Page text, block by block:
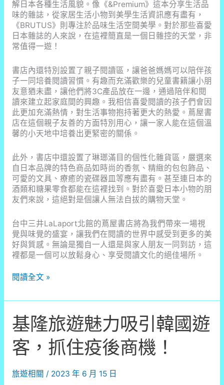
解日本各種生活風貌。像《&Premium》這本分享生活品
味的雜誌，從家居生活小物到美學生活資訊應有盡有，
《BRUTUS》則專注於品味生活空間美學。對於那些喜愛
日本雜誌的人來說，在這裡簡直是一個日雜控的天堂，非
常值得一遊！
書店內還特別設置了親子閱讀區，讓爸爸媽媽可以陪伴孩
子一同培養閱讀習慣。有趣而充滿歡樂的兒童書籍讓小朋
友意猶未盡，讓他們將3C產品放在一邊，通過陪伴和閱
讀來建立起家庭間的興趣。我相信喜愛閱讀的孩子們會因
此更加充滿熱情，對生活事物抱持著更大的熱愛。蔦屋書
店在這個親子友善的方面特別用心，讓一家人能在這個溫
馨的小天地中培養出更緊密的關係。
此外，書店中還設置了琳瑯滿目的個性化雜貨區，嚴選來
自日本品牌的特色商品如時尚的香氛、精緻的包包飾品、
可愛的文具、療癒的瓷碟器皿等應有盡有。甚至連日本的
酒類和糖果零食都能在這裡找到。對於喜愛日本小物的朋
友們來說，這絕對是個讓人無法自拔的購物天堂。
台中三井LaLaport北館的蔦屋書店將為我們帶來一場視
覺與味覺的盛宴，讓我們在閱讀的世界中感受到更多的美
好與質感。無論是獨自一人還是與家人朋友一同到訪，這
裡都是一個可以放鬆身心、享受閱讀文化的絕佳場所。
【台
LaLaport
北
館】
全
登
閱讀全文 »
基隆旅遊魅力吸引韓國遊
客，抓住疫後商機！
旅遊相關 / 2023 年 6 月 15 日